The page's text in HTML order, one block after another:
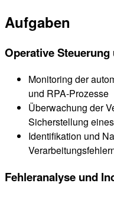
Aufgaben
Operative
Monitoring der
und RPA-Prozesse
Überwachung der
Sicherstellung
Identifikation und
Fehleranalyse und